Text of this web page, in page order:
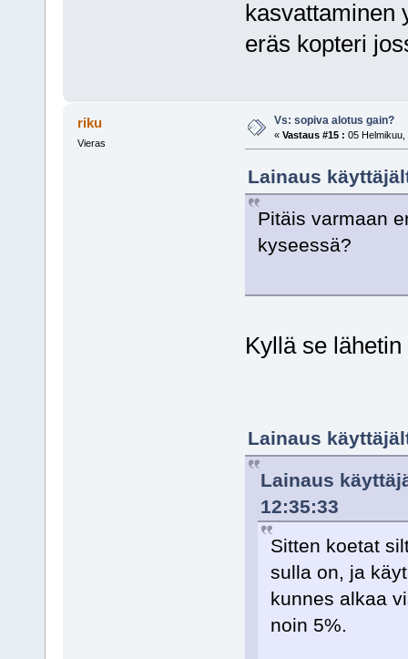
kasvattaminen
eräs kopteri
riku
Vieras
Vs: sopiva alotus gain?
« Vastaus #15 : 05 Helmikuu,
Lainaus
Pitäis varmaan
kyseessä?
Kyllä se
Lainaus
Lainaus
12:35:33
Sitten koetat
sulla on, ja
kunnes alkaa
noin 5%.